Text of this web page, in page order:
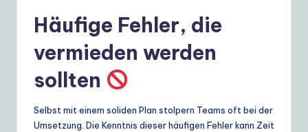
Häufige Fehler, die
vermieden werden
sollten
Selbst mit einem soliden Plan stolpern Teams oft bei der
Umsetzung. Die Kenntnis dieser häufigen Fehler kann Zeit